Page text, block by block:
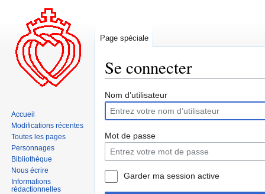
Se connecter
Aller
la
navigation
Aller
la
recherche
Nom d’utilisateur
Mot de passe
Garder ma session active
Page spéciale
Accueil
Modifications récentes
Toutes les pages
Personnages
Bibliothèque
Nous écrire
Informations
rédactionnelles